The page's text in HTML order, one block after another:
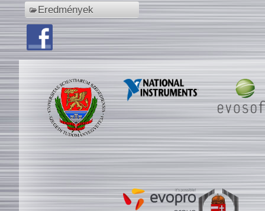
Eredmények